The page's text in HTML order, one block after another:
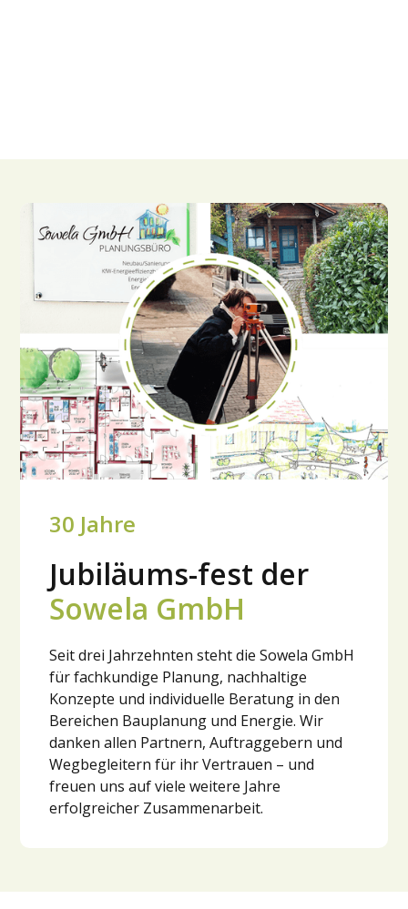
30 Jahre
Jubiläums-fest der
Sowela GmbH
Seit drei Jahrzehnten steht die Sowela GmbH
für fachkundige Planung, nachhaltige
Konzepte und individuelle Beratung in den
Bereichen Bauplanung und Energie. Wir
danken allen Partnern, Auftraggebern und
Wegbegleitern für ihr Vertrauen – und
freuen uns auf viele weitere Jahre
erfolgreicher Zusammenarbeit.